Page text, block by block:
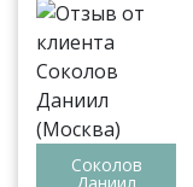
Соколов